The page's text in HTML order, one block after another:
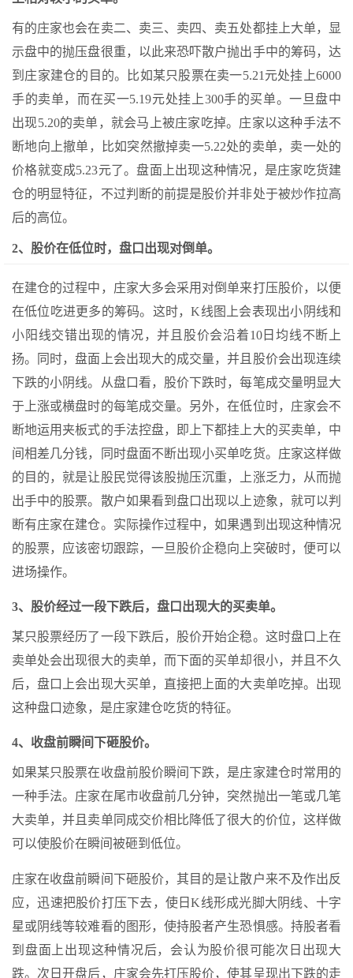
有的庄家也会在卖二、卖三、卖四、卖五处都挂上大单，显
示盘中的抛压盘很重，以此来恐吓散户抛出手中的筹码，达
到庄家建仓的目的。比如某只股票在卖一5.21元处挂上6000
手的卖单，而在买一5.19元处挂上300手的买单。一旦盘中
出现5.20的卖单，就会马上被庄家吃掉。庄家以这种手法不
断地向上撤单，比如突然撤掉卖一5.22处的卖单，卖一处的
价格就变成5.23元了。盘面上出现这种情况，是庄家吃货建
仓的明显特征，不过判断的前提是股价并非处于被炒作拉高
后的高位。
2、股价在低位时，盘口出现对倒单。
在建仓的过程中，庄家大多会采用对倒单来打压股价，以便
在低位吃进更多的筹码。这时，K线图上会表现出小阴线和
小阳线交错出现的情况，并且股价会沿着10日均线不断上
扬。同时，盘面上会出现大的成交量，并且股价会出现连续
下跌的小阴线。从盘口看，股价下跌时，每笔成交量明显大
于上涨或横盘时的每笔成交量。另外，在低位时，庄家会不
断地运用夹板式的手法控盘，即上下都挂上大的买卖单，中
间相差几分钱，同时盘面不断出现小买单吃货。庄家这样做
的目的，就是让股民觉得该股抛压沉重，上涨乏力，从而抛
出手中的股票。散户如果看到盘口出现以上迹象，就可以判
断有庄家在建仓。实际操作过程中，如果遇到出现这种情况
的股票，应该密切跟踪，一旦股价企稳向上突破时，便可以
进场操作。
3、股价经过一段下跌后，盘口出现大的买卖单。
某只股票经历了一段下跌后，股价开始企稳。这时盘口上在
卖单处会出现很大的卖单，而下面的买单却很小，并且不久
后，盘口上会出现大买单，直接把上面的大卖单吃掉。出现
这种盘口迹象，是庄家建仓吃货的特征。
4、收盘前瞬间下砸股价。
如果某只股票在收盘前股价瞬间下跌，是庄家建仓时常用的
一种手法。庄家在尾市收盘前几分钟，突然抛出一笔或几笔
大卖单，并且卖单同成交价相比降低了很大的价位，这样做
可以使股价在瞬间被砸到低位。
庄家在收盘前瞬间下砸股价，其目的是让散户来不及作出反
应，迅速把股价打压下去，使日K线形成光脚大阴线、十字
星或阴线等较难看的图形，使持股者产生恐惧感。持股者看
到盘面上出现这种情况后，会认为股价很可能次日出现大
跌。次日开盘后，庄家会先打压股价，使其呈现出下跌的走